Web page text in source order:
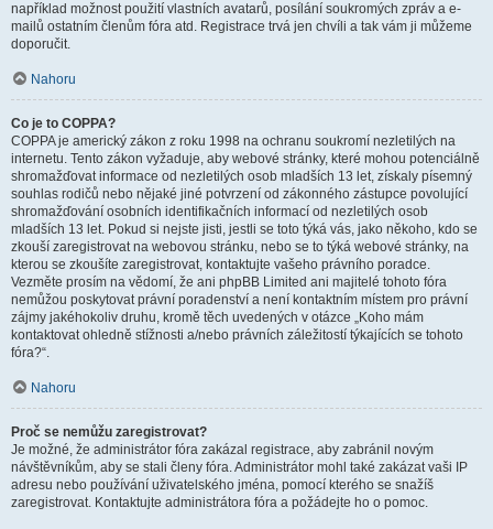
například možnost použití vlastních avatarů, posílání soukromých zpráv a e-
mailů ostatním členům fóra atd. Registrace trvá jen chvíli a tak vám ji můžeme
doporučit.
Nahoru
Co je to COPPA?
COPPA je americký zákon z roku 1998 na ochranu soukromí nezletilých na
internetu. Tento zákon vyžaduje, aby webové stránky, které mohou potenciálně
shromažďovat informace od nezletilých osob mladších 13 let, získaly písemný
souhlas rodičů nebo nějaké jiné potvrzení od zákonného zástupce povolující
shromažďování osobních identifikačních informací od nezletilých osob
mladších 13 let. Pokud si nejste jisti, jestli se toto týká vás, jako někoho, kdo se
zkouší zaregistrovat na webovou stránku, nebo se to týká webové stránky, na
kterou se zkoušíte zaregistrovat, kontaktujte vašeho právního poradce.
Vezměte prosím na vědomí, že ani phpBB Limited ani majitelé tohoto fóra
nemůžou poskytovat právní poradenství a není kontaktním místem pro právní
zájmy jakéhokoliv druhu, kromě těch uvedených v otázce „Koho mám
kontaktovat ohledně stížnosti a/nebo právních záležitostí týkajících se tohoto
fóra?“.
Nahoru
Proč se nemůžu zaregistrovat?
Je možné, že administrátor fóra zakázal registrace, aby zabránil novým
návštěvníkům, aby se stali členy fóra. Administrátor mohl také zakázat vaši IP
adresu nebo používání uživatelského jména, pomocí kterého se snažíš
zaregistrovat. Kontaktujte administrátora fóra a požádejte ho o pomoc.